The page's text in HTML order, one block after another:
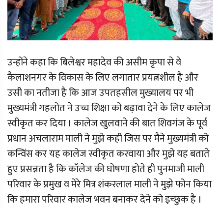
उन्होंने कहा कि बिलेश्वर महादेव की असीम कृपा से वे
कैलाशनगर के विकास के लिए लगातार प्रयत्नशील है और
उसी का नतीजा है कि आज उपतहसील मुख्यालय पर भी
मुख्यमंत्री गहलोत ने उच्च शिक्षा को बढ़ावा देने के लिए कालेज
स्वीकृत कर दिया । कालेज खुलवाने की बात शिवगंज के पूर्व
प्रधान अचलाराम माली ने मुझे कही जिस पर मैने मुख्यमंत्री को
कन्विंस कर यह कालेज स्वीकृत करवाया और मुझे यह बताते
हुए प्रसन्नता है कि कॉलेज की घोषणा होते ही पुनमाजी माली
परिवार के प्रमुख व मेरे मित्र शंकरलाल माली ने मुझे फोन किया
कि हमारा परिवार कालेज भवन बनाकर देने को इच्छुक है ।